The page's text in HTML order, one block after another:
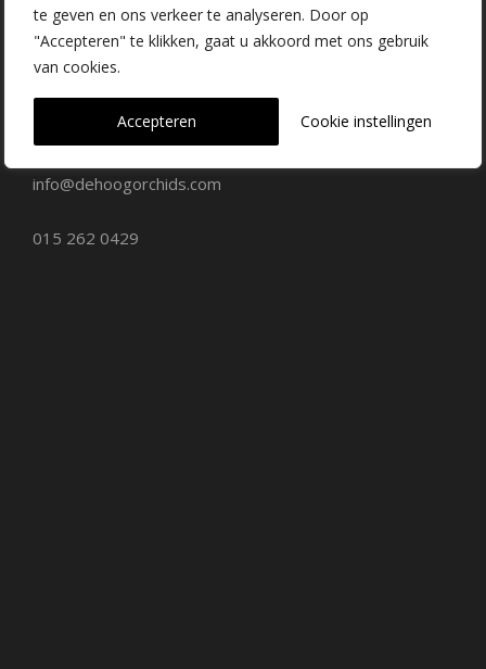
te geven en ons verkeer te analyseren. Door op
"Accepteren" te klikken, gaat u akkoord met ons gebruik
van cookies.
Cookie instellingen
Accepteren
Kwekerij Delfgauw
Vrederustlaan 10
info@dehoogorchids.com
015 262 0429